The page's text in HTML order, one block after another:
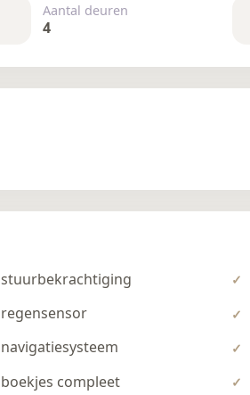
Aantal deuren
4
stuurbekrachtiging
regensensor
navigatiesysteem
boekjes compleet